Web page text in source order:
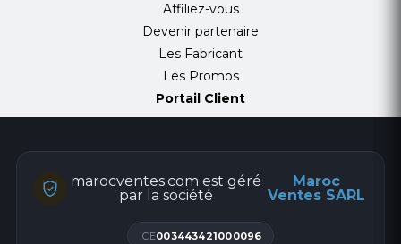
Affiliez-vous
Devenir partenaire
Les Fabricant
Les Promos
Portail Client
marocventes.com est géré
par la société
Maroc
Ventes SARL
ICE003443421000096